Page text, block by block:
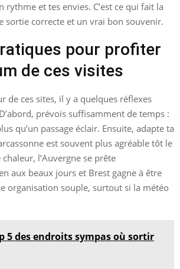
rythme et tes envies. C’est ce qui fait la
sortie correcte et un vrai bon souvenir.
pour profiter
de ces visites
de ces sites, il y a quelques réflexes
prévois suffisamment de temps :
qu’un passage éclair. Ensuite, adapte ta
est souvent plus agréable tôt le
l’Auvergne se prête
aux beaux jours et Brest gagne à être
organisation souple, surtout si la météo
5 des endroits sympas où sortir